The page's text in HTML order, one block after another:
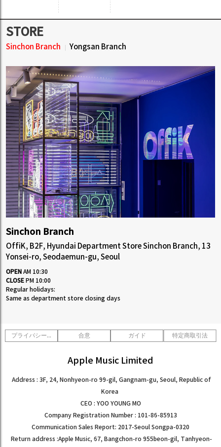
STORE
Sinchon Branch Yongsan Branch
Sinchon Branch
OffiK, B2F, Hyundai Department Store Sinchon Branch, 13
Yonsei-ro, Seodaemun-gu, Seoul
OPEN AM 10:30
CLOSE PM 10:00
Regular holidays:
Same as department store closing days
プライバシーポリシー 合意 ガイド 特定商取引法
Apple Music Limited
Address : 3F, 24, Nonhyeon-ro 99-gil, Gangnam-gu, Seoul, Republic of
Korea
CEO : YOO YOUNG MO
Company Registration Number : 101-86-85913
Communication Sales Report: 2017-Seoul Songpa-0320
Return address :Apple Music, 67, Bangchon-ro 955beon-gil, Tanhyeon-